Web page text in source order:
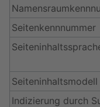
Seitenkennnummer
Seiteninhaltsmodell
Indizierung durch